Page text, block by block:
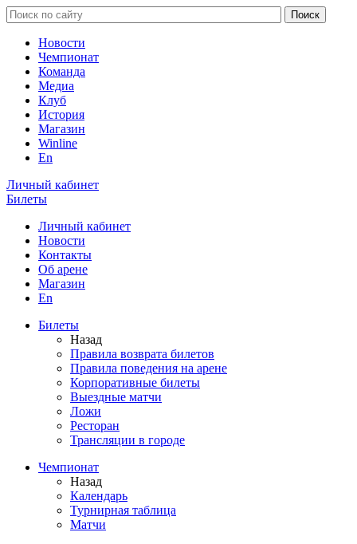
Новости
Чемпионат
Команда
Медиа
Клуб
История
Магазин
Winline
En
Личный кабинет
Билеты
Личный кабинет
Новости
Контакты
Об арене
Магазин
En
Билеты
Назад
Правила возврата билетов
Правила поведения на арене
Корпоративные билеты
Выездные матчи
Ложи
Ресторан
Трансляции в городе
Чемпионат
Назад
Календарь
Турнирная таблица
Матчи